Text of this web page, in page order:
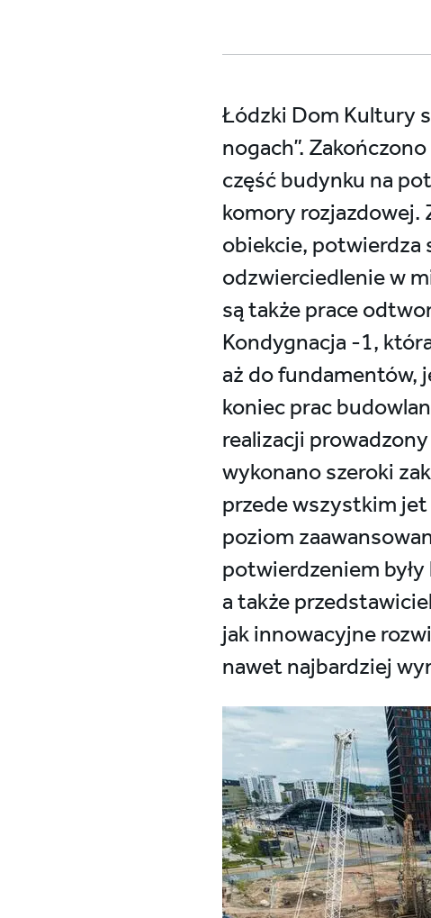
Łódzki Dom Kultury
nogach”.
część budynku na
komory
obiekcie,
odzwierciedlenie w
są także prace
Kondygnacja -1,
aż do fundamentów,
koniec prac
realizacji
wykonano szeroki
przede wszystkim
poziom
potwierdzeniem
a także
jak innowacyjne
nawet najbardziej